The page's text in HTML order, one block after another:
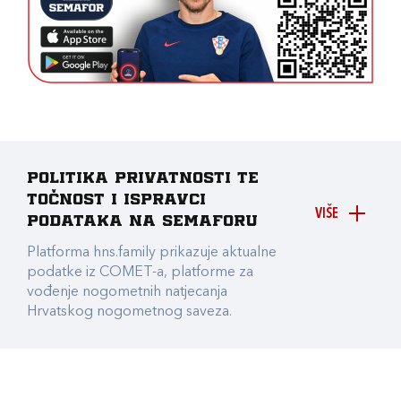
VIŠE
Politika privatnosti te
točnost i ispravci
podataka na Semaforu
Platforma hns.family prikazuje aktualne
podatke iz COMET-a, platforme za
vođenje nogometnih natjecanja
Hrvatskog nogometnog saveza.